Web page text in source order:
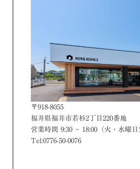
〒918-8055
福井県福井市若杉2丁目220番地
営業時間 9:30 ~ 18:00（火・水曜日
Tel:0776-50-0076